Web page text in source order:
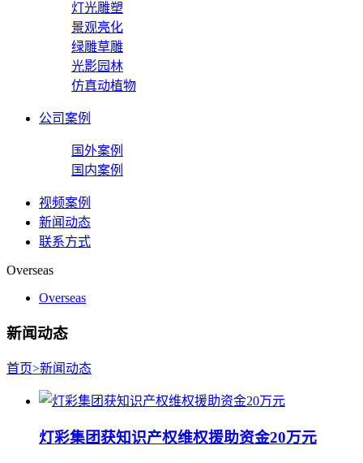
灯光雕塑
景观亮化
绿雕草雕
光影园林
仿真动植物
公司案例
国外案例
国内案例
视频案例
新闻动态
联系方式
Overseas
Overseas
新闻动态
首页>新闻动态
灯彩集团获知识产权维权援助资金20万元